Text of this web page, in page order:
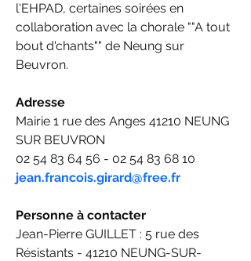
l'EHPAD, certaines soirées en
collaboration avec la chorale ""A tout
bout d'chants"" de Neung sur
Beuvron.
Adresse
Mairie 1 rue des Anges 41210 NEUNG
SUR BEUVRON
02 54 83 64 56 - 02 54 83 68 10
jean.francois.girard@free.fr
Personne à contacter
Jean-Pierre GUILLET : 5 rue des
Résistants - 41210 NEUNG-SUR-